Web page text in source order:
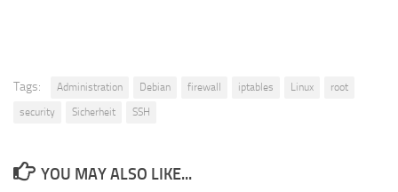
Tags: Administration Debian firewall iptables Linux
root
security
Sicherheit SSH
YOU MAY ALSO LIKE...